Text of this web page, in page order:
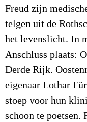
Freud zijn
telgen uit de
het levenslicht. In
Anschluss plaats:
Derde Rijk.
eigenaar Lothar
stoep voor hun
schoon te poetsen.